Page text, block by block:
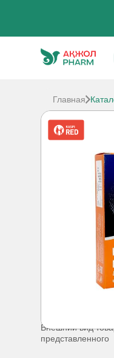
Главная
Внешний вид
представленного